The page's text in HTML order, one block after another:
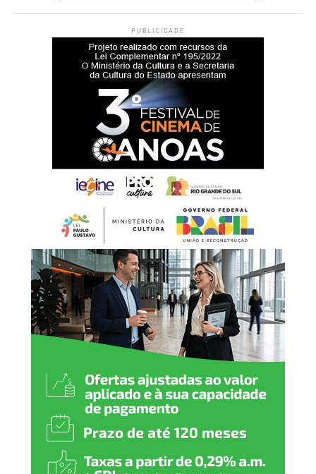
Durante a cerimônia de inauguração, o prefeito Rodrigo
Battistella afirmou que a entrega da nova sede representa
um reforço na estrutura da rede de proteção à infância e à
“Hoje entregamos muito
mais do que um prédio.
Estamos oferecendo um
espaço preparado para
acolher nossas crianças e
adolescentes com
dignidade, respeito e
segurança. Cada ambiente
foi pensado para
proporcionar conforto e
contribuir para um
atendimento cada vez mais
humanizado, fortalecendo a
rede de proteção de Nova
Santa Rita”, declarou.
PUBLICIDADE